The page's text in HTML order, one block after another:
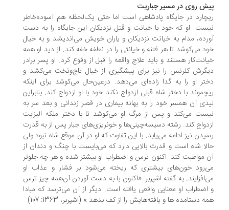
روی در مسیر جباریت
در جایگاه پادشاهی است اما حتی یک‌لحظه هم آسوده‌خاطر
او که خود با خیانت و قتل نزدیکان این جایگاه را به دست
مدام به خیانت نزدیکان و یاران خویش می‌اندیشد و به خیال
می‌کوشد تا هر فتنه و خیانتی را در نطفه خفه کند. از دید او همه
هستند و باید علاج واقعه را قبل از وقوع کرد. او پسر برادر
کلرنس را نیز برای پیشگیری از خیال تاج‌وتخت می‌کشد و
او را به گدا زاده‌ای می‌دهد. درعین‌حال می‌کوشد برای اینکه
با دختر شاه قبلی ازدواج نکند خود با او ازدواج کند. بنابراین
آن همسر خود را به بهانه بیماری در قصر زندانی و بعد سر به
می‌کند و پس از مرگ او می‌کوشد تا با دختر ملکه الیزابت
کند. رشته دسیسه‌چینی‌ها و خونریزی‌های جبار پس از به قدرت
نیز ادامه می‌یابد. با این تفاوت که او در آن موقع شاه نبود ولی
شاه است و قدرت بالایی دارد که می‌بایست با چنگ و دندان از
مواظبت کند. اکنون ترس و اضطراب او بیشتر شده و هر چه جلوتر
خون‌های بیشتری که ریخته می‌شود بر فشار و عذاب او
به گفته اشپربر: «اکنون با به دست آوردن آن‌همه چیز ترس
او معنایی واقعی یافته است. دیگر از آن می‌ترسد که مبادا
دستامده ها و یافته‌هایش را از کف بدهد.» (اشپربر، 1363: 107)